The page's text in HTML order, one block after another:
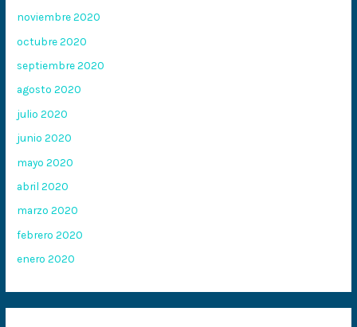
noviembre 2020
octubre 2020
septiembre 2020
agosto 2020
julio 2020
junio 2020
mayo 2020
abril 2020
marzo 2020
febrero 2020
enero 2020